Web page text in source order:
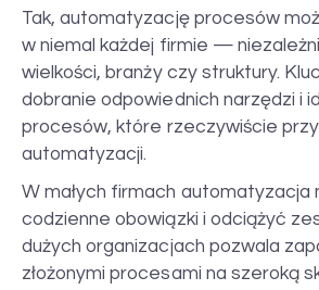
Tak, automatyzację procesów
w niemal każdej firmie —
wielkości, branży czy struktury.
dobranie odpowiednich narzędzi i
procesów, które rzeczywiście
automatyzacji.
W małych firmach automatyzacja
codzienne obowiązki i odciążyć
dużych organizacjach pozwala
złożonymi procesami na szeroką